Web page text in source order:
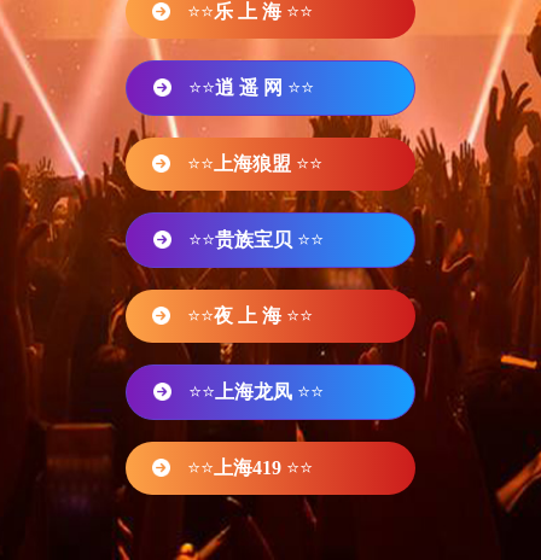
⭐⭐乐 上 海 ⭐⭐
⭐⭐逍 遥 网 ⭐⭐
⭐⭐ 上海狼盟 ⭐⭐
⭐⭐贵族宝贝 ⭐⭐
⭐⭐夜 上 海 ⭐⭐
⭐⭐ 上海龙凤 ⭐⭐
⭐⭐ 上海419 ⭐⭐